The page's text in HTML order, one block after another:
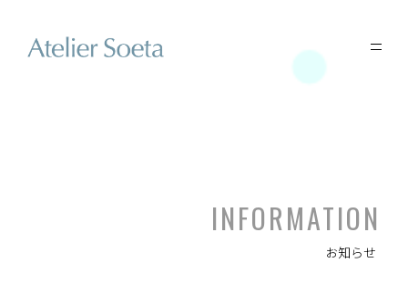
INFORMATION
お知らせ